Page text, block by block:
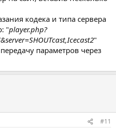
кодека и типа сервера
"player.php?
"
параметров через
#11